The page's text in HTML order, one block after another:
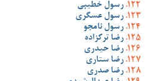
رسول خطیبی
رسول عسگری
رسول نامجو
رضا ترکزاده
رضا حیدری
رضا ستاری
رضا صدری